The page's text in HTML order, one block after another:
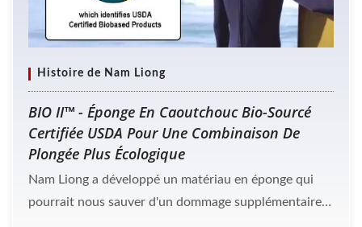
Histoire de Nam Liong
BIO II™ - Éponge En Caoutchouc Bio-Sourcé
Certifiée USDA Pour Une Combinaison De
Plongée Plus Écologique
Nam Liong a développé un matériau en éponge qui
pourrait nous sauver d'un dommage supplémentaire à